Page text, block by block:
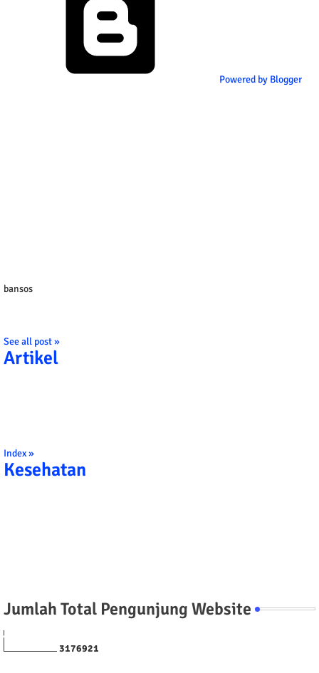
Powered by Blogger
bansos
See all post »
Artikel
Index »
Kesehatan
Jumlah Total Pengunjung Website
3176921